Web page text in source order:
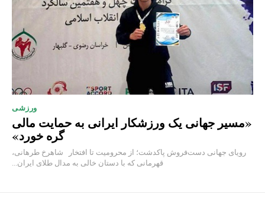
ورزشی
«مسیر جهانی یک ورزشکار ایرانی به حمایت مالی
گره خورد»
رویای جهانی دست‌فروش پاکدشت؛ از محرومیت تا افتخار شاهرخ طرهانی،
قهرمانی که با دستان خالی به مدال طلای ایران...